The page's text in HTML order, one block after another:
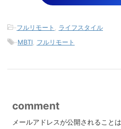
-フルリモート
ライフスタイル
-MBTI フルリモート
comment
メールアドレスが公開されること